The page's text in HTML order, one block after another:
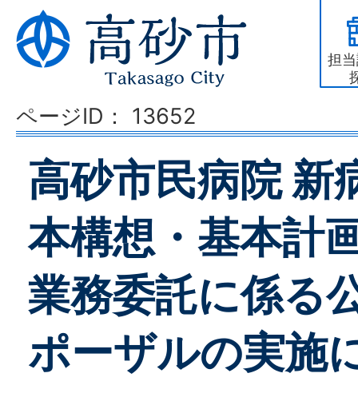
担
ページID： 13652
高砂市民病院 新
本構想・基本計
業務委託に係る
ポーザルの実施